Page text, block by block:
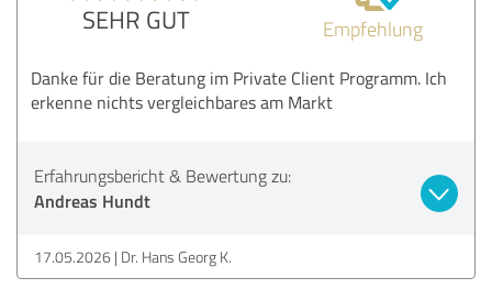
SEHR GUT Empfehlung
Danke für die Beratung im Private Client Programm. Ich
erkenne nichts vergleichbares am Markt
Erfahrungsbericht & Bewertung zu:
Andreas Hundt
17.05.2026 Dr. Hans Georg K.